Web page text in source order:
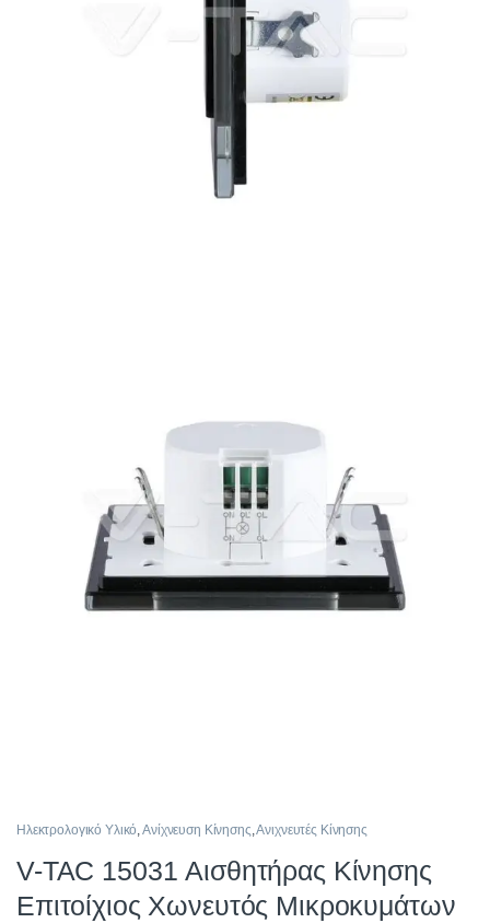
Ηλεκτρολογικό Υλικό ,Ανίχνευση Κίνησης ,Ανιχνευτές Κίνησης
V-TAC 15031 Αισθητήρας Κίνησης
Επιτοίχιος Χωνευτός Μικροκυμάτων